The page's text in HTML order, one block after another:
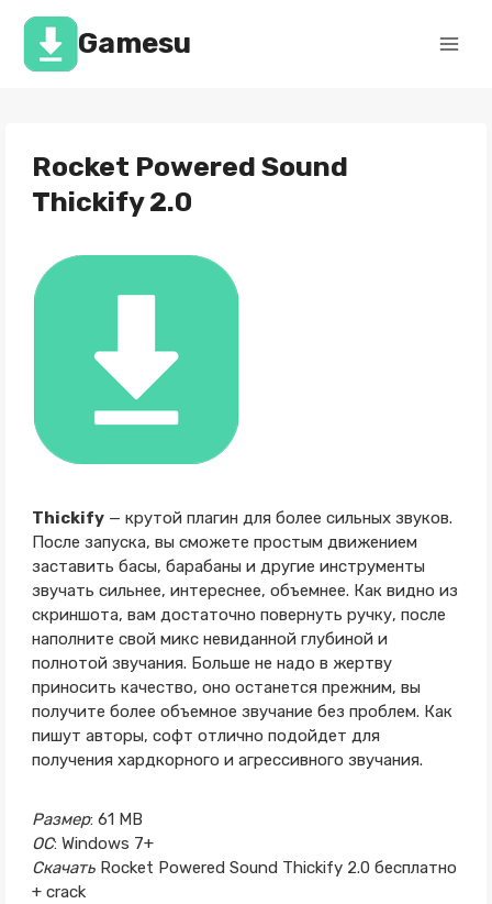
Перейти
содержимомуGamesu
Rocket Powered Sound
Thickify 2.0
Thickify— крутой плагин для более сильных звуков.
После запуска, вы сможете простым движением
заставить басы, барабаны и другие инструменты
звучать сильнее, интереснее, объемнее. Как видно из
скриншота, вам достаточно повернуть ручку, после
наполните свой микс невиданной глубиной и
полнотой звучания. Больше не надо в жертву
приносить качество, оно останется прежним, вы
получите более объемное звучание без проблем. Как
пишут авторы, софт отлично подойдет для
получения хардкорного и агрессивного звучания.
Размер: 61 MB
ОС: Windows 7+
Скачать Rocket Powered Sound Thickify 2.0 бесплатно
+ crack